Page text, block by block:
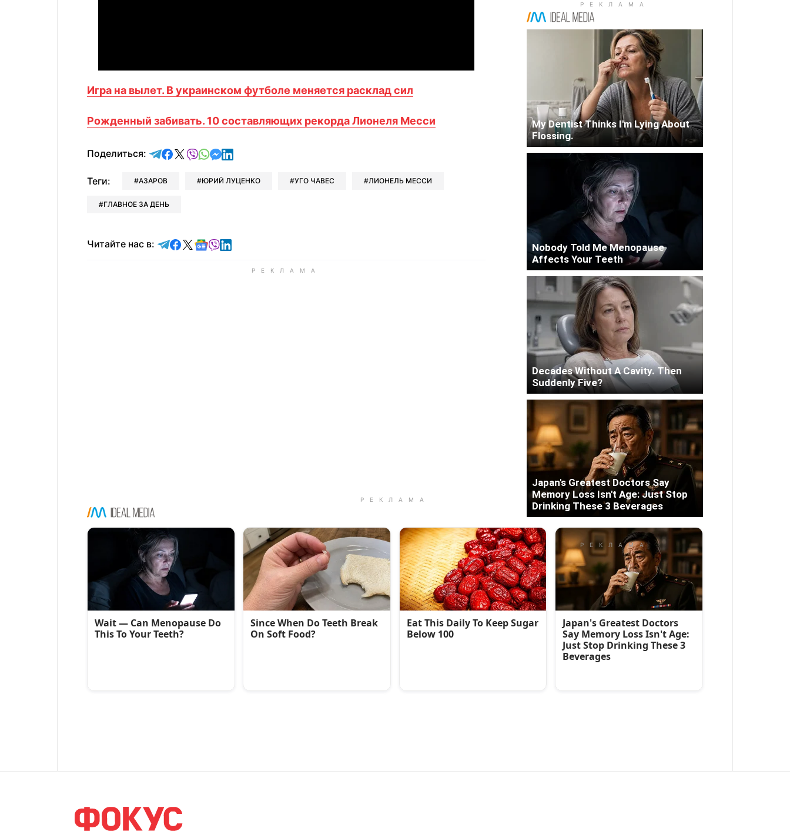
Игра на вылет. В украинском футболе меняется расклад сил
Рожденный забивать. 10 составляющих рекорда Лионеля Месси
Поделиться: отправить в Telegram
поделиться в Facebook
поделиться в X
отправить в Viber
отправить в Whatsapp
отправить в Messenger
отправить в LinkedIn
Теги: АЗАРОВ ЮРИЙ ЛУЦЕНКО УГО ЧАВЕС ЛИОНЕЛЬ МЕССИ
ГЛАВНОЕ ЗА ДЕНЬ
Читайте нас в: Читайте в Telegram
Читайте в Facebook
Читайте в X
Читайте в Google news
Читайте в Viber
Читайте в LinkedIn